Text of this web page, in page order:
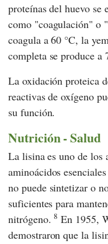
proteínas del huevo se
como "coagulación" o
coagula a 60 °C, la
completa se produce a
La oxidación proteica
reactivas de oxígeno
su función.
Nutrición - Salud
La lisina es uno de los
aminoácidos
no puede sintetizar o
suficientes para
nitrógeno.8 En 1955,
demostraron que la